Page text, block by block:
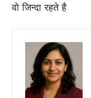
वो जिन्दा रहते है